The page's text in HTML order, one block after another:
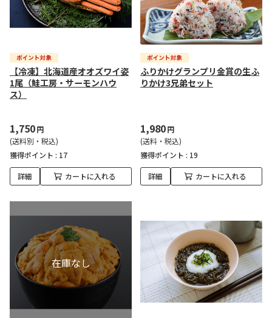
【冷凍】北海道産オオズワイ姿
1尾（鮭工房・サーモンハウ
ス）
1,750円
(送料別・税込)
獲得ポイント : 17
詳細 カートに入れる
ふりかけグランプリ金賞の生ふ
りかけ3兄弟セット
1,980円
(送料・税込)
獲得ポイント : 19
詳細 カートに入れる